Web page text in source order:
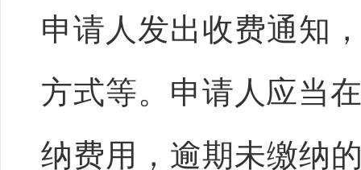
申请人发出收费通知
方式等。申请人应当
纳费用，逾期未缴纳